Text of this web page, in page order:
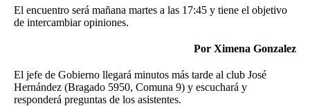
El encuentro será mañana martes a las 17:45 y tiene el objetivo
de intercambiar opiniones.
Por Ximena Gonzalez
El jefe de Gobierno llegará minutos más tarde al club José
Hernández (Bragado 5950, Comuna 9) y escuchará y
responderá preguntas de los asistentes.